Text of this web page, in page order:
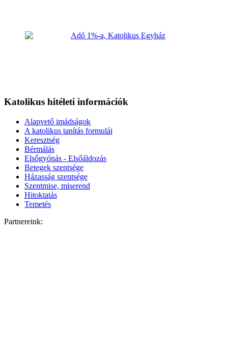
Katolikus hitéleti információk
Alapvető imádságok
A katolikus tanítás formulái
Keresztség
Bérmálás
Elsőgyónás - Elsőáldozás
Betegek szentsége
Házasság szentsége
Szentmise, miserend
Hitoktatás
Temetés
Partnereink: